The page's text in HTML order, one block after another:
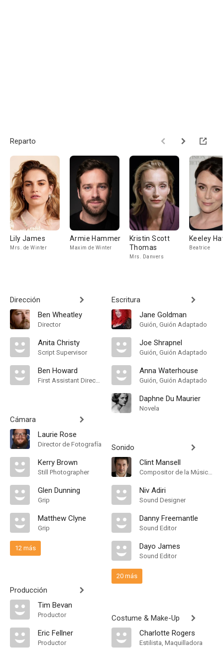
Reparto
Lily James
Mrs. de Winter
Armie Hammer
Maxim de Winter
Kristin Scott
Thomas
Mrs. Danvers
Keeley
Beatrice
Dirección
Ben Wheatley
Director
Anita Christy
Script Supervisor
Ben Howard
First Assistant Director
Cámara
Laurie Rose
Director de Fotografía
Kerry Brown
Still Photographer
Glen Dunning
Grip
Matthew Clyne
Grip
12 más
Producción
Tim Bevan
Productor
Eric Fellner
Productor
Escritura
Jane Goldman
Guión, Guión Adaptado
Joe Shrapnel
Guión, Guión Adaptado
Anna Waterhouse
Guión, Guión Adaptado
Daphne Du Maurier
Novela
Sonido
Clint Mansell
Compositor de la Música Original
Niv Adiri
Sound Designer
Danny Freemantle
Sound Editor
Dayo James
Sound Editor
20 más
Costume & Make-Up
Charlotte Rogers
Estilista, Maquilladora